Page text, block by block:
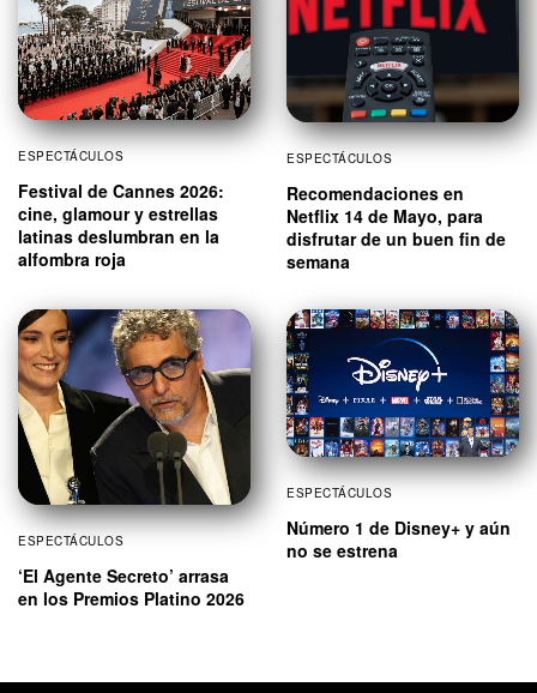
ESPECTÁCULOS
Festival de Cannes 2026:
cine, glamour y estrellas
latinas deslumbran en la
alfombra roja
ESPECTÁCULOS
Recomendaciones en
Netflix 14 de Mayo, para
disfrutar de un buen fin de
semana
ESPECTÁCULOS
‘El Agente Secreto’ arrasa
en los Premios Platino 2026
ESPECTÁCULOS
Número 1 de Disney+ y aún
no se estrena